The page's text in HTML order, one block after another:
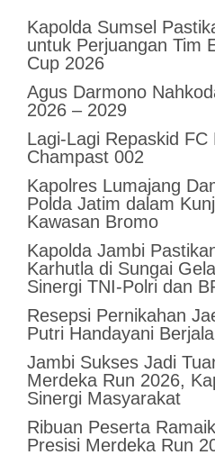
Kapolda Sumsel
untuk Perjuangan Tim
Cup 2026
Agus Darmono
2026 – 2029
Lagi-Lagi Repaskid FC
Champast 002
Kapolres Lumajang
Polda Jatim dalam
Kawasan Bromo
Kapolda Jambi
Karhutla di Sungai
Sinergi TNI-Polri dan
Resepsi Pernikahan
Putri Handayani
Jambi Sukses Jadi
Merdeka Run 2026,
Sinergi Masyarakat
Ribuan Peserta
Presisi Merdeka Run